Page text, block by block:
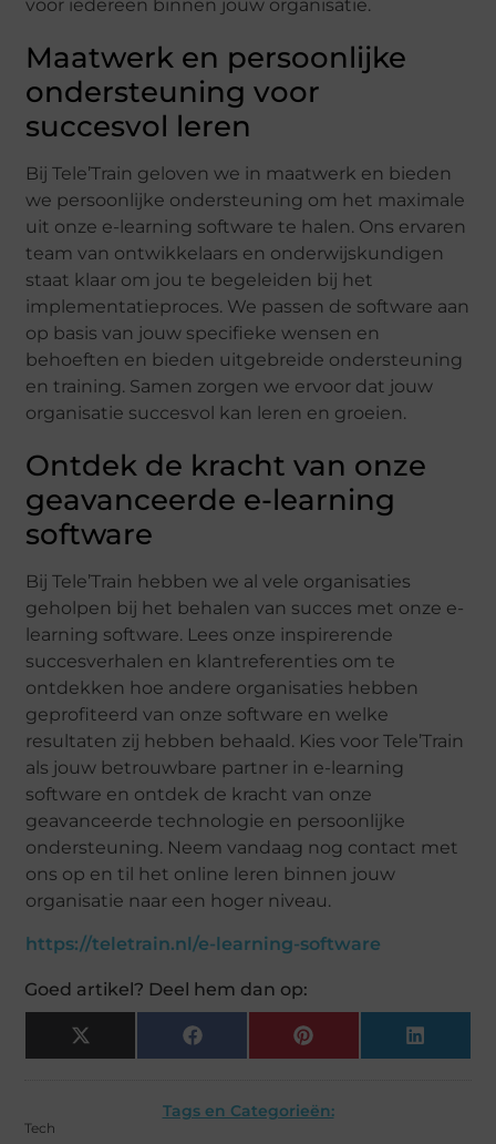
voor iedereen binnen jouw organisatie.
Maatwerk en persoonlijke
ondersteuning voor
succesvol leren
Bij Tele’Train geloven we in maatwerk en bieden
we persoonlijke ondersteuning om het maximale
uit onze e-learning software te halen. Ons ervaren
team van ontwikkelaars en onderwijskundigen
staat klaar om jou te begeleiden bij het
implementatieproces. We passen de software aan
op basis van jouw specifieke wensen en
behoeften en bieden uitgebreide ondersteuning
en training. Samen zorgen we ervoor dat jouw
organisatie succesvol kan leren en groeien.
Ontdek de kracht van onze
geavanceerde e-learning
software
Bij Tele’Train hebben we al vele organisaties
geholpen bij het behalen van succes met onze e-
learning software. Lees onze inspirerende
succesverhalen en klantreferenties om te
ontdekken hoe andere organisaties hebben
geprofiteerd van onze software en welke
resultaten zij hebben behaald. Kies voor Tele’Train
als jouw betrouwbare partner in e-learning
software en ontdek de kracht van onze
geavanceerde technologie en persoonlijke
ondersteuning. Neem vandaag nog contact met
ons op en til het online leren binnen jouw
organisatie naar een hoger niveau.
https://teletrain.nl/e-learning-software
Goed artikel? Deel hem dan op:
X
(Twitter)
Facebook Pinterest LinkedIn
Tags en Categorieën:
Tech